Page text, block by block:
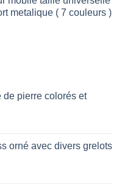
metalique ( 7 couleurs )
de pierre colorés et
orné avec divers grelots